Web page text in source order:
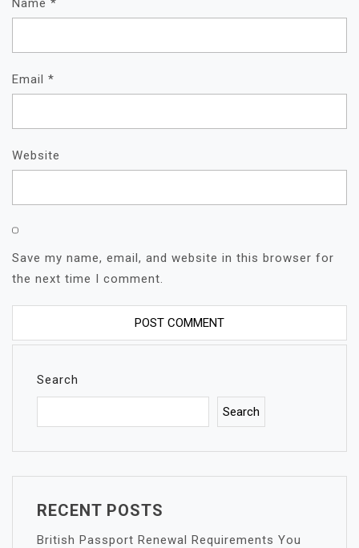
Name *
Email *
Website
Save my name, email, and website in this browser for
the next time I comment.
Search
Search
RECENT POSTS
British Passport Renewal Requirements You